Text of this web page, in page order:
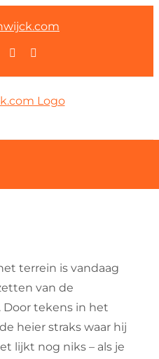
FacebookYouTube
terrein is vandaag
van de
tekens in het
heier straks waar hij
lijkt nog niks – als je